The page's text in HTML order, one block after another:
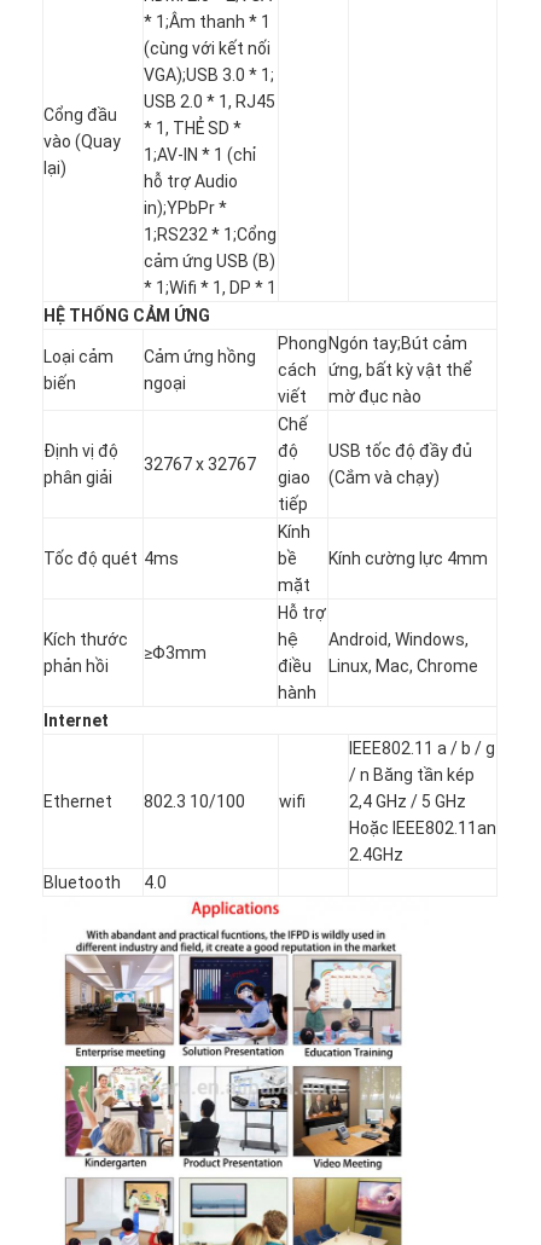
Cổng đầu
vào (Quay
lại)
* 1;Âm thanh * 1
(cùng với kết nối
VGA);USB 3.0 * 1;
USB 2.0 * 1, RJ45
* 1, THẺ SD *
1;AV-IN * 1 (chỉ
hỗ trợ Audio
in);YPbPr *
1;RS232 * 1;Cổng
cảm ứng USB (B)
* 1;Wifi * 1, DP * 1
HỆ THỐNG CẢM ỨNG
Loại cảm
biến
Cảm ứng hồng
ngoại
Phong
cách
viết
Ngón tay;Bút cảm
ứng, bất kỳ vật thể
mờ đục nào
Định vị độ
phân giải
32767 x 32767
Chế
độ
giao
tiếp
USB tốc độ đầy đủ
(Cắm và chạy)
Tốc độ quét 4ms
Kính
bề
mặt
Kính cường lực 4mm
Kích thước
phản hồi
≥Φ3mm
Hỗ trợ
hệ
điều
hành
Android, Windows,
Linux, Mac, Chrome
Internet
Ethernet 802.3 10/100 wifi
IEEE802.11 a / b / g
/ n Băng tần kép
2,4 GHz / 5 GHz
Hoặc IEEE802.11an
2.4GHz
Bluetooth
4.0